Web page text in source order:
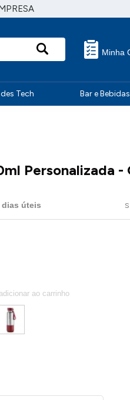
Minha
Tech Bar e Bebidas
Personalizada -
dias úteis